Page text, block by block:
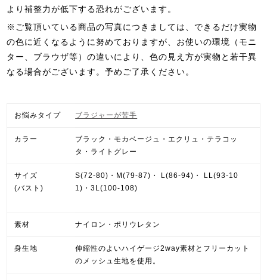
より補整力が低下する恐れがございます。
※ご覧頂いている商品の写真につきましては、できるだけ実物
の色に近くなるように努めておりますが、お使いの環境（モニ
ター、ブラウザ等）の違いにより、色の見え方が実物と若干異
なる場合がございます。予めご了承ください。
お悩みタイプ ブラジャーが苦手
カラー
ブラック・モカベージュ・エクリュ・テラコッ
タ・ライトグレー
サイズ
(バスト)
S(72-80)・M(79-87)・ L(86-94)・ LL(93-10
1)・3L(100-108)
素材 ナイロン・ポリウレタン
身生地
伸縮性のよいハイゲージ2way素材とフリーカット
のメッシュ生地を使用。